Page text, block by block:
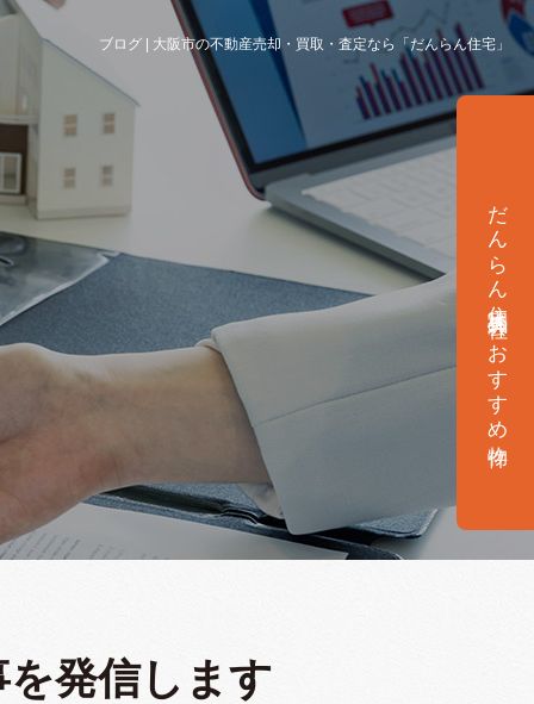
ブログ | 大阪市の不動産売却・買取・査定なら「だんらん住宅」
を発信します
だんらん住宅株式会社のおすすめ物件